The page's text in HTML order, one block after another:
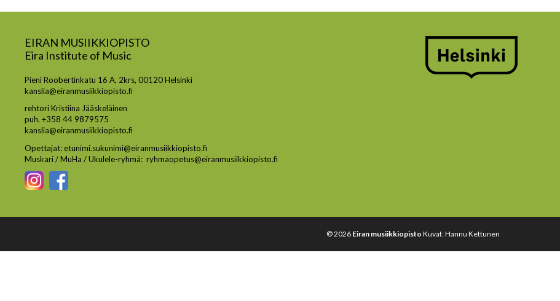
EIRAN MUSIIKKIOPISTO
Eira Institute of Music
Pieni Roobertinkatu 16 A, 2krs, 00120 Helsinki
kanslia@eiranmusiikkiopisto.fi
rehtori Kristiina Jääskeläinen
puh. +358 44 9879575
kanslia@eiranmusiikkiopisto.fi
Opettajat: etunimi.sukunimi@eiranmusiikkiopisto.fi
Muskari / MuHa / Ukulele-ryhmä: ryhmaopetus@eiranmusiikkiopisto.fi
© 2026 Eiran musiikkiopisto Kuvat: Hannu Kettunen